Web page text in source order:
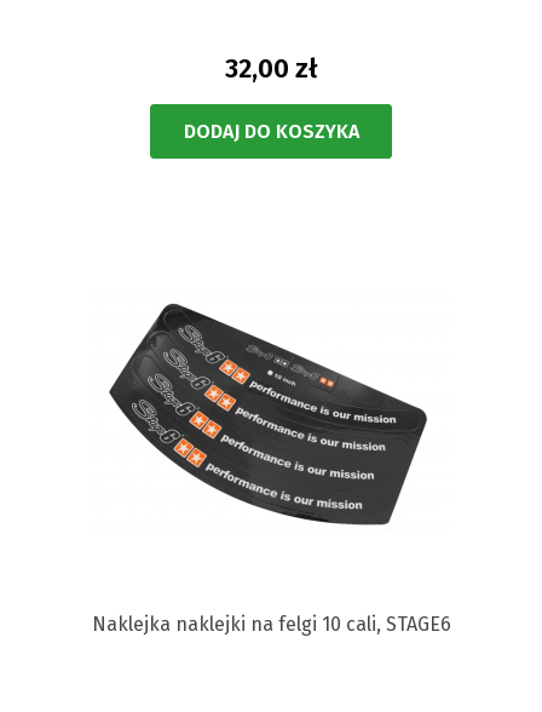
32,00 zł
DODAJ DO KOSZYKA
Naklejka naklejki na felgi 10 cali, STAGE6